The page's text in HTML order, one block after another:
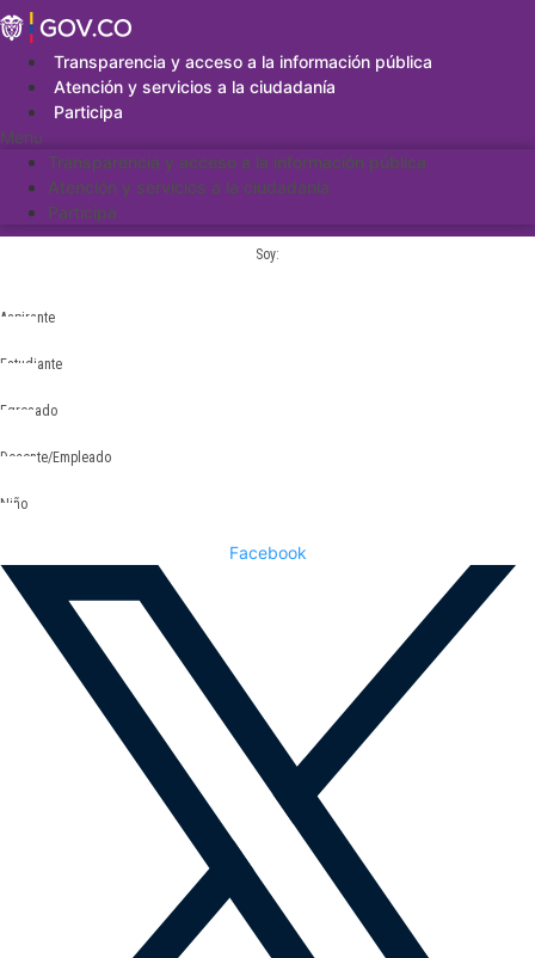
Saltar
al
contenidoTransparencia y acceso a la información pública
Atención y servicios a la ciudadanía
Participa
Menu
Transparencia y acceso a la información pública
Atención y servicios a la ciudadanía
Participa
Soy:
Aspirante
Estudiante
Egresado
Docente/Empleado
Niño
Facebook